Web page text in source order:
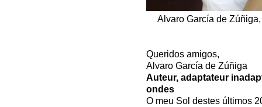
Alvaro García de
Queridos amigos,
Alvaro García de Zúñiga
Auteur, adaptateur
ondes
O meu Sol destes últimos